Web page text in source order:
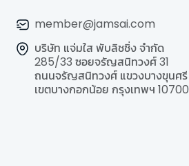
member@jamsai.com
บริษัท แจ่มใส พับลิชชิ่ง จำกัด
285/33 ซอยจรัญสนิทวงศ์ 31
ถนนจรัญสนิทวงศ์ แขวงบางขุนศรี
เขตบางกอกน้อย กรุงเทพฯ 10700